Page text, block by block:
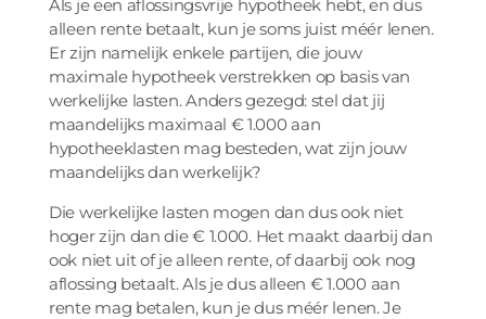
Als je een aflossingsvrije hypotheek hebt, en dus
alleen rente betaalt, kun je soms juist méér lenen.
Er zijn namelijk enkele partijen, die jouw
maximale hypotheek verstrekken op basis van
werkelijke lasten. Anders gezegd: stel dat jij
maandelijks maximaal € 1.000 aan
hypotheeklasten mag besteden, wat zijn jouw
maandelijks dan werkelijk?
Die werkelijke lasten mogen dan dus ook niet
hoger zijn dan die € 1.000. Het maakt daarbij dan
ook niet uit of je alleen rente, of daarbij ook nog
aflossing betaalt. Als je dus alleen € 1.000 aan
rente mag betalen, kun je dus méér lenen. Je